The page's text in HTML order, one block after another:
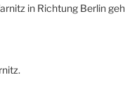
in Richtung Berlin